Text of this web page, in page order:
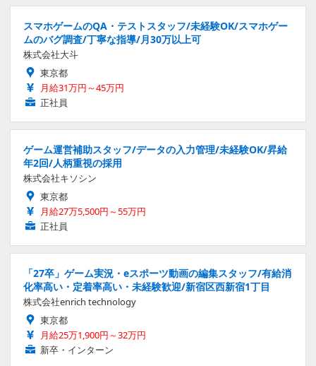
スマホゲームのQA・テストスタッフ/未経験OK/スマホゲー
ムのバグ調査/丁寧な指導/月30万以上可
株式会社大斗
東京都
月給31万円～45万円
正社員
ゲーム運営補助スタッフ/データの入力管理/未経験OK/昇給
年2回/人柄重視の採用
株式会社キソシン
東京都
月給27万5,500円～55万円
正社員
「27卒」ゲーム実況・eスポーツ動画の編集スタッフ/有給消
化率高い・定着率高い・未経験歓迎/新宿区西新宿1丁目
株式会社enrich technology
東京都
月給25万1,900円～32万円
新卒・インターン